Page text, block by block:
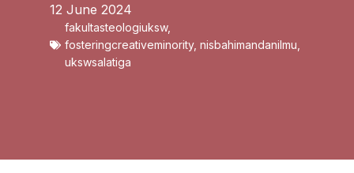
12 June 2024
fakultasteologiuksw,
fosteringcreativeminority, nisbahimandanilmu
ukswsalatiga